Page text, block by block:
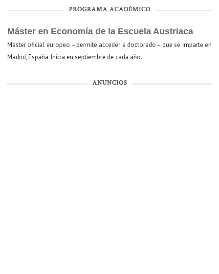
PROGRAMA ACADÉMICO
Máster en Economía de la Escuela Austriaca
Máster oficial europeo —permite acceder a doctorado— que se imparte en
Madrid, España. Inicia en septiembre de cada año.
ANUNCIOS